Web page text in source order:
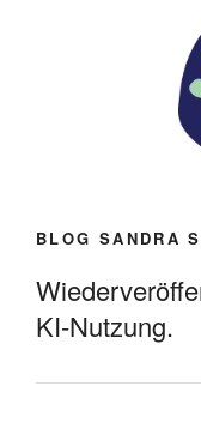
BLOG SANDRA
KI-Nutzung.